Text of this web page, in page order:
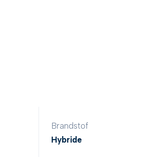
Brandstof
Hybride